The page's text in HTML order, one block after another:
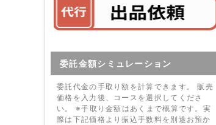
委託金額シミュレーション
委託代金の手取り額を計算できます。 販売
価格を入力後、コースを選択してくださ
い。 ※手取り金額はあくまで概算です。実
際は下記価格より振込手数料を別途お預か